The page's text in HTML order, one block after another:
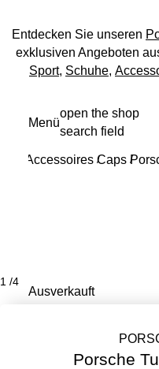
Entdecken Sie unseren
exklusiven Angeboten
Sport, Schuhe,
Hauptinhalt
Menü
open the shop
search field
Accessoires /Caps /
1 /4
Ausverkauft
Porsche